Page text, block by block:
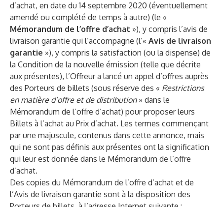
d’achat, en date du 14 septembre 2020 (éventuellement
amendé ou complété de temps à autre) (le «
Mémorandum de l’offre d’achat »), y compris l’avis de
livraison garantie qui l’accompagne (l’« Avis de livraison
garantie »), y compris la satisfaction (ou la dispense) de
la Condition de la nouvelle émission (telle que décrite
aux présentes), l’Offreur a lancé un appel d’offres auprès
des Porteurs de billets (sous réserve des « Restrictions
en matière d’offre et de distribution» dans le
Mémorandum de l’offre d’achat) pour proposer leurs
Billets à l’achat au Prix d’achat. Les termes commençant
par une majuscule, contenus dans cette annonce, mais
qui ne sont pas définis aux présentes ont la signification
qui leur est donnée dans le Mémorandum de l’offre
d’achat.
Des copies du Mémorandum de l’offre d’achat et de
l’Avis de livraison garantie sont à la disposition des